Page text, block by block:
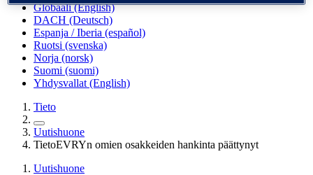
Globaali (English)
DACH (Deutsch)
Espanja / Iberia (español)
Ruotsi (svenska)
Norja (norsk)
Suomi (suomi)
Yhdysvallat (English)
Tieto
Uutishuone
TietoEVRYn omien osakkeiden hankinta päättynyt
Uutishuone